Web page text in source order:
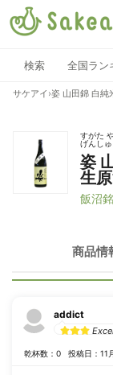
検索 全国ラン
サケアイ ›姿 山田錦 白純
すがた
げんしゅ
姿
生
飯沼
商品情
addict
乾杯数：0 投稿日：11